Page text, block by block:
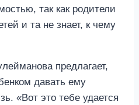
так как родители
и та не знает, к чему
предлагает,
давать ему
«Вот это тебе удается